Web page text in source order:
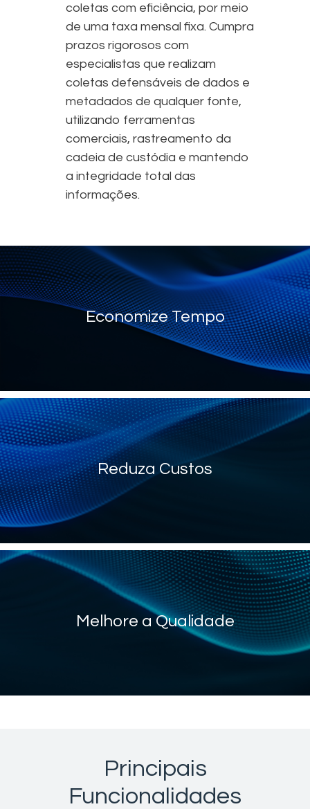
coletas com eficiência, por meio
de uma taxa mensal fixa. Cumpra
prazos rigorosos com
especialistas que realizam
coletas defensáveis de dados e
metadados de qualquer fonte,
utilizando ferramentas
comerciais, rastreamento da
cadeia de custódia e mantendo
a integridade total das
informações.
Economize Tempo
Reduza Custos
Melhore a Qualidade
Principais
Funcionalidades